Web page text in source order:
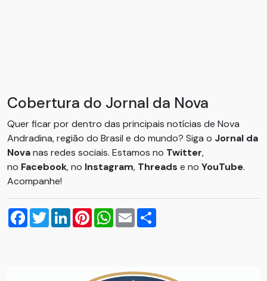
Cobertura do Jornal da Nova
Quer ficar por dentro das principais notícias de Nova
Andradina, região do Brasil e do mundo? Siga o Jornal da
Novanas redes sociais. Estamos no Twitter,
no Facebook, no Instagram, Threads e no YouTube.
Acompanhe!
Facebook
TwitterLinkedInPinterestWhatsApp
Email